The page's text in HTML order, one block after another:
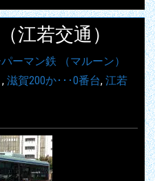
江若交通）
ーマン鉄 （マルーン）
, 滋賀200か･･･0番台, 江若